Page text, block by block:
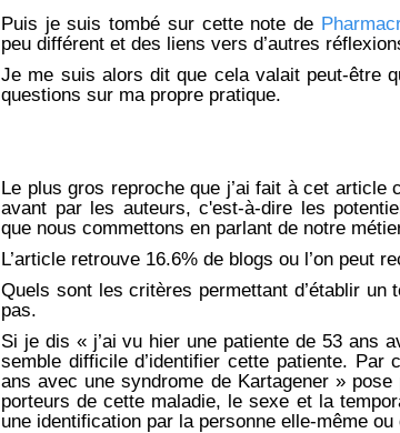
Puis je suis tombé sur cette note de
peu différent et des liens vers d’autres
Je me suis alors dit que cela valait peut-être
questions sur ma propre pratique.
Le plus gros reproche que j’ai fait à cet article
avant par les auteurs, c'est-à-dire les
que nous commettons en parlant de notre
L’article retrouve 16.6% de blogs ou l’on peut
Quels sont les critères permettant d’établir un
pas.
Si je dis « j’ai vu hier une patiente de 53 ans
semble difficile d’identifier cette patiente. Par
ans avec une syndrome de Kartagener »
porteurs de cette maladie, le sexe et la
une identification par la personne elle-même